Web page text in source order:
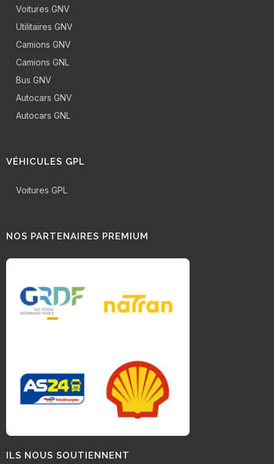
Voitures GNV
Utilitaires GNV
Camions GNV
Camions GNL
Bus GNV
Autocars GNV
Autocars GNL
VÉHICULES GPL
Voitures GPL
NOS PARTENAIRES PREMIUM
ILS NOUS SOUTIENNENT